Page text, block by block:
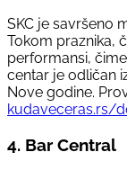
SKC je savršeno
Tokom praznika,
performansi,
centar je odličan
Nove godine.
kudaveceras.rs/
4. Bar Central